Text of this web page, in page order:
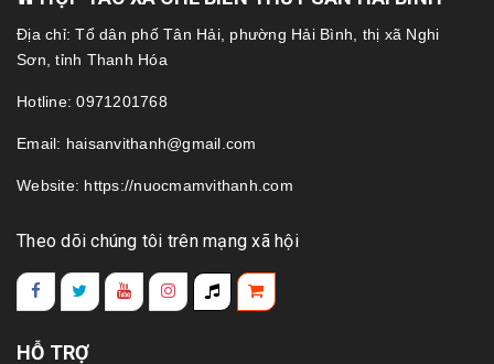
Địa chỉ: Tổ dân phố Tân Hải, phường Hải Bình, thị xã Nghi
Sơn, tỉnh Thanh Hóa
Hotline: 0971201768
Email: haisanvithanh@gmail.com
Website: https://nuocmamvithanh.com
Theo dõi chúng tôi trên mạng xã hội
HỖ TRỢ